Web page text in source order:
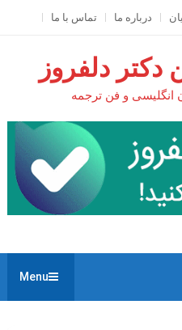
درباره ما تماس با ما
دکتر دلفروز
انگلیسی و فن ترجمه
Menu